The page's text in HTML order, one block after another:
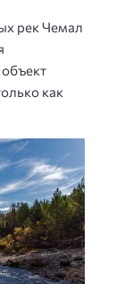
рек Чемал
как